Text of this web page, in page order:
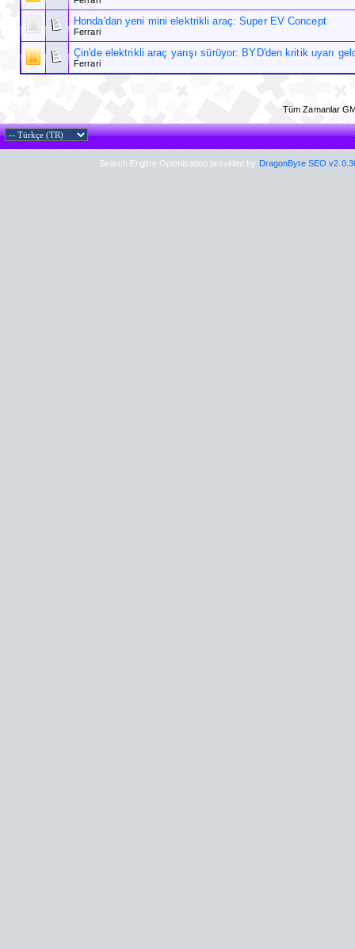
Honda'dan yeni mini elektrikli araç: Super EV Concept
Ferrari
Çin'de elektrikli araç yarışı sürüyor: BYD'den kritik uyarı
Ferrari
Tüm Zamanlar
Search Engine Optimisation provided by DragonByte SEO